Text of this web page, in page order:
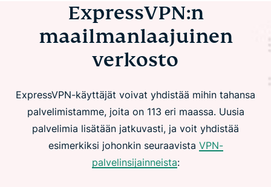
ExpressVPN:n
maailmanlaajuinen
verkosto
ExpressVPN-käyttäjät voivat yhdistää mihin tahansa
palvelimistamme, joita on 113 eri maassa. Uusia
palvelimia lisätään jatkuvasti, ja voit yhdistää
esimerkiksi johonkin seuraavista VPN-
palvelinsijainneista: